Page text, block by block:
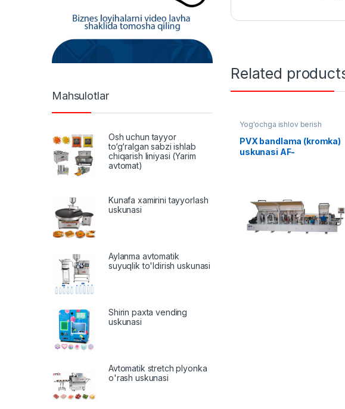
Related
Yog'ochga ishlov berish
PVX bandlama (kromka)
uskunasi AF-
Mahsulotlar
Osh uchun tayyor
to‘g‘ralgan sabzi ishlab
chiqarish liniyasi (Yarim
avtomat)
Kunafa xamirini tayyorlash
uskunasi
Aylanma avtomatik
suyuqlik to'ldirish uskunasi
Shirin paxta vending
uskunasi
Avtomatik stretch plyonka
o'rash uskunasi